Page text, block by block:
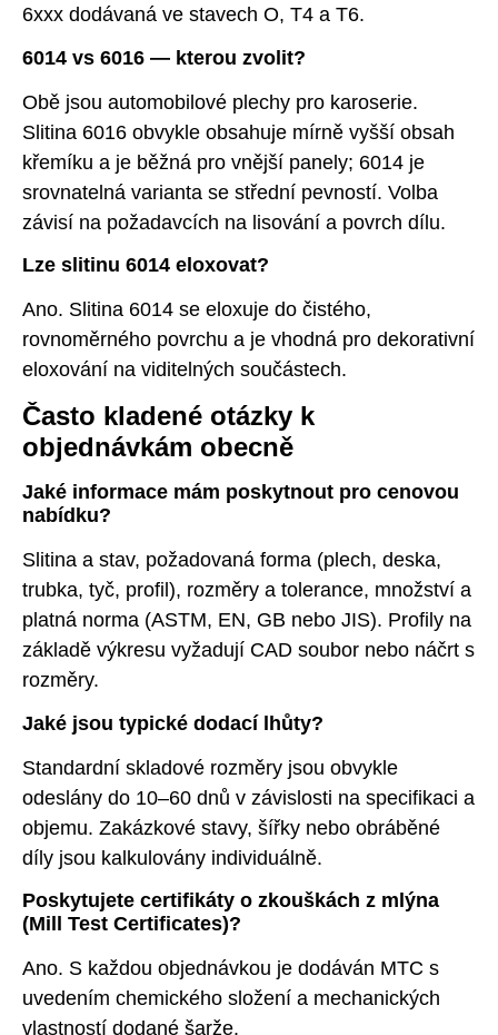
6xxx dodávaná ve stavech O, T4 a T6.
6014 vs 6016 — kterou zvolit?
Obě jsou automobilové plechy pro karoserie.
Slitina 6016 obvykle obsahuje mírně vyšší obsah
křemíku a je běžná pro vnější panely; 6014 je
srovnatelná varianta se střední pevností. Volba
závisí na požadavcích na lisování a povrch dílu.
Lze slitinu 6014 eloxovat?
Ano. Slitina 6014 se eloxuje do čistého,
rovnoměrného povrchu a je vhodná pro dekorativní
eloxování na viditelných součástech.
Často kladené otázky k
objednávkám obecně
Jaké informace mám poskytnout pro cenovou
nabídku?
Slitina a stav, požadovaná forma (plech, deska,
trubka, tyč, profil), rozměry a tolerance, množství a
platná norma (ASTM, EN, GB nebo JIS). Profily na
základě výkresu vyžadují CAD soubor nebo náčrt s
rozměry.
Jaké jsou typické dodací lhůty?
Standardní skladové rozměry jsou obvykle
odeslány do 10–60 dnů v závislosti na specifikaci a
objemu. Zakázkové stavy, šířky nebo obráběné
díly jsou kalkulovány individuálně.
Poskytujete certifikáty o zkouškách z mlýna
(Mill Test Certificates)?
Ano. S každou objednávkou je dodáván MTC s
uvedením chemického složení a mechanických
vlastností dodané šarže.